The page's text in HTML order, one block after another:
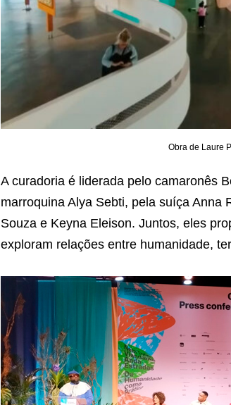
Obra de Laure
A curadoria é liderada pelo camaronês
marroquina Alya Sebti, pela suíça Anna
Souza e Keyna Eleison. Juntos, eles
exploram relações entre humanidade,